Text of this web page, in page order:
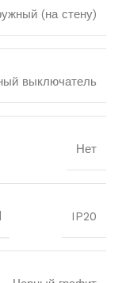
(на стену)
выключатель
Нет
IP20